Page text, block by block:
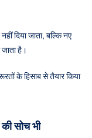
दिया जाता, बल्कि नए
है।
के हिसाब से तैयार किया
सोच भी